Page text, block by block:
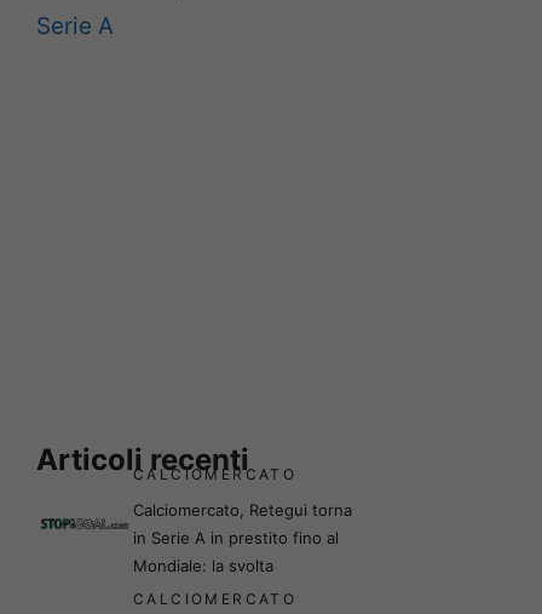
Serie A
Articoli recenti
CALCIOMERCATO
Calciomercato, Retegui torna
in Serie A in prestito fino al
Mondiale: la svolta
CALCIOMERCATO